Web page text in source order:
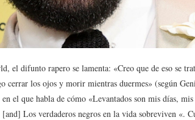
el difunto rapero se lamenta: «Creo que de eso se
cerrar los ojos y morir mientras duermes» (según
el que habla de cómo «Levantados son mis días, mis
Los verdaderos negros en la vida sobreviven «.